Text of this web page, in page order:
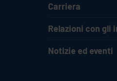
Carriera
Relazioni con gli
Notizie ed eventi